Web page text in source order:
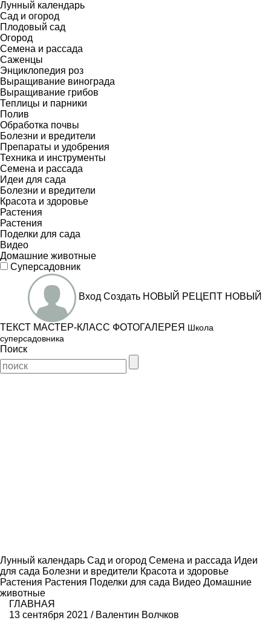
Лунный календарь
Сад и огород
Плодовый сад
Огород
Семена и рассада
Саженцы
Энциклопедия роз
Выращивание винограда
Выращивание грибов
Теплицы и парники
Полив
Обработка почвы
Болезни и вредители
Препараты и удобрения
Техника и инструменты
Семена и рассада
Идеи для сада
Болезни и вредители
Красота и здоровье
Растения
Растения
Поделки для сада
Видео
Домашние животные
Суперсадовник
Вход Создать НОВЫЙ РЕЦЕПТ НОВЫЙ
ТЕКСТ МАСТЕР-КЛАСС ФОТОГАЛЕРЕЯ Школа
суперсадовника
Поиск
Лунный календарь Сад и огород Семена и рассада Идеи
для сада Болезни и вредители Красота и здоровье
Растения Растения Поделки для сада Видео Домашние
животные
ГЛАВНАЯ
13 сентября 2021 / Валентин Волчков